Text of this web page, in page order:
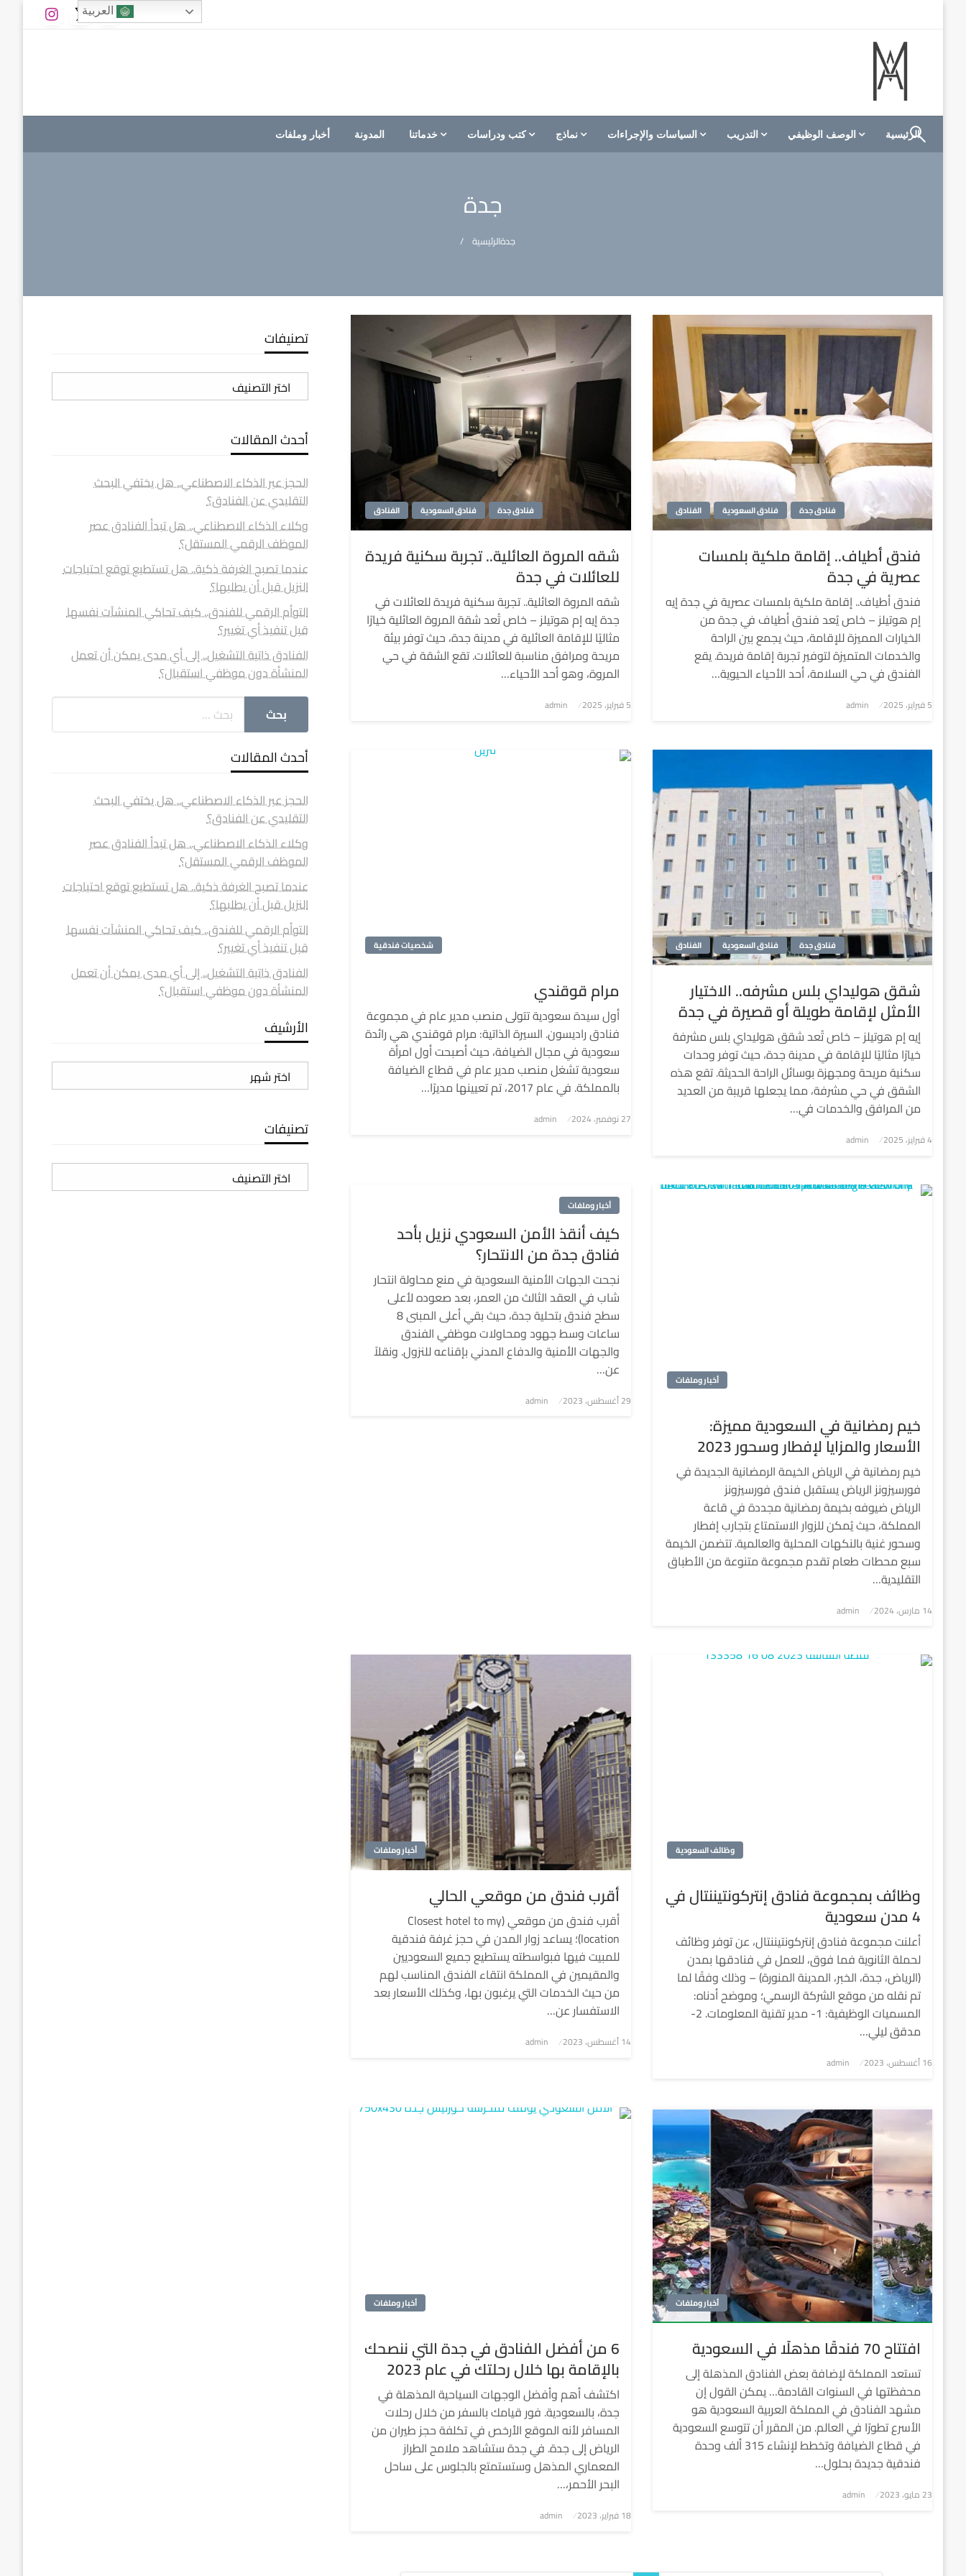
M A hotels | إم ايه هوتيلز
الموقع الأول للعاملين في الفنادق في العالم العربي
الرئيسية الوصف الوظيفي التدريب السياسات والإجراءات نماذج كتب ودراسات خدماتنا المدونة أخبار وملفات
جدة
الرئيسيةجدة
الفنادق فنادق السعودية فنادق جدة
فندق أطياف.. إقامة ملكية بلمسات
عصرية في جدة
فندق أطياف.. إقامة ملكية بلمسات عصرية في جدة إيه
إم هوتيلز – خاص يُعد فندق أطياف في جدة من
الخيارات المميزة للإقامة، حيث يجمع بين الراحة
والخدمات المتميزة لتوفير تجربة إقامة فريدة. يقع
الفندق في حي السلامة، أحد الأحياء الحيوية…
نُشر
5 فبراير، 2025 admin
الفنادق فنادق السعودية فنادق جدة
شقه المروة العائلية.. تجربة سكنية فريدة
للعائلات في جدة
شقه المروة العائلية.. تجربة سكنية فريدة للعائلات في
جدة إيه إم هوتيلز – خاص تُعد شقة المروة العائلية خيارًا
مثاليًا للإقامة العائلية في مدينة جدة، حيث توفر بيئة
مريحة ومرافق مناسبة للعائلات. تقع الشقة في حي
المروة، وهو أحد الأحياء…
نُشر
5 فبراير، 2025 admin
الفنادق فنادق السعودية فنادق جدة
شقق هوليداي بلس مشرفه.. الاختيار
الأمثل لإقامة طويلة أو قصيرة في جدة
إيه إم هوتيلز – خاص تُعد شقق هوليداي بلس مشرفة
خيارًا مثاليًا للإقامة في مدينة جدة، حيث توفر وحدات
سكنية مريحة ومجهزة بوسائل الراحة الحديثة. تقع هذه
الشقق في حي مشرفة، مما يجعلها قريبة من العديد
من المرافق والخدمات في…
نُشر
4 فبراير، 2025 admin
شخصيات فندقية
مرام قوقندي
أول سيدة سعودية تتولى منصب مدير عام في مجموعة
فنادق راديسون. السيرة الذاتية: مرام قوقندي هي رائدة
سعودية في مجال الضيافة، حيث أصبحت أول امرأة
سعودية تشغل منصب مدير عام في قطاع الضيافة
بالمملكة. في عام 2017، تم تعيينها مديرًا…
نُشر
27 نوفمبر، 2024 admin
أخبار وملفات
خيم رمضانية في السعودية مميزة:
الأسعار والمزايا لإفطار وسحور 2023
خيم رمضانية في الرياض الخيمة الرمضانية الجديدة في
فورسيزونز الرياض يستقبل فندق فورسيزونز
الرياض ضيوفه بخيمة رمضانية مجددة في قاعة
المملكة، حيث يُمكن للزوار الاستمتاع بتجارب إفطار
وسحور غنية بالنكهات المحلية والعالمية. تتضمن الخيمة
سبع محطات طعام تقدم مجموعة متنوعة من الأطباق
التقليدية…
نُشر
14 مارس، 2024 admin
أخبار وملفات
كيف أنقذ الأمن السعودي نزيل بأحد
فنادق جدة من الانتحار؟
نجحت الجهات الأمنية السعودية في منع محاولة انتحار
شاب في العقد الثالث من العمر، بعد صعوده لأعلى
سطح فندق بتحلية جدة، حيث بقي أعلى المبنى 8
ساعات وسط جهود ومحاولات موظفي الفندق
والجهات الأمنية والدفاع المدني بإقناعه للنزول. ونقلاً
عن…
نُشر
29 أغسطس، 2023 admin
وظائف السعودية
وظائف بمجموعة فنادق إنتركونتيننتال في
4 مدن سعودية
أعلنت مجموعة فنادق إنتركونتيننتال، عن توفر وظائف
لحملة الثانوية فما فوق، للعمل في فنادقها بمدن
(الرياض، جدة، الخبر، المدينة المنورة) – وذلك وفقًا لما
تم نقله من موقع الشركة الرسمي؛ وموضح أدناه:
المسميات الوظيفية: 1- مدير تقنية المعلومات. 2-
مدقق ليلي…
نُشر
16 أغسطس، 2023 admin
أخبار وملفات
أقرب فندق من موقعي الحالي
أقرب فندق من موقعي (Closest hotel to my
location)؛ يساعد زوار المدن في حجز غرفة فندقية
للمبيت فيها فبواسطته يستطيع جميع السعوديين
والمقيمين في المملكة انتقاء الفندق المناسب لهم
من حيث الخدمات التي يرغبون بها، وكذلك الأسعار بعد
الاستفسار عن…
نُشر
14 أغسطس، 2023 admin
أخبار وملفات
افتتاح 70 فندقًا مذهلًا في السعودية
تستعد المملكة لإضافة بعض الفنادق المذهلة إلى
محفظتها في السنوات القادمة… يمكن القول إن
مشهد الفنادق في المملكة العربية السعودية هو
الأسرع تطورًا في العالم. من المقرر أن تتوسع السعودية
في قطاع الضيافة وتخطط لإنشاء 315 ألف وحدة
فندقية جديدة بحلول…
نُشر
23 مايو، 2023 admin
أخبار وملفات
6 من أفضل الفنادق في جدة التي ننصحك
بالإقامة بها خلال رحلتك في عام 2023
اكتشف أهم وأفضل الوجهات السياحية المذهلة في
جدة، بالسعودية. فور قيامك بالسفر من خلال رحلات
المسافر لأنه الموقع الأرخص في تكلفة حجز طيران من
الرياض إلى جدة. في جدة ستشاهد ملامح الطراز
المعماري المذهل وستستمتع بالجلوس على ساحل
البحر الأحمر،…
نُشر
18 فبراير، 2023 admin
تصنيفات
تصنيفات
أحدث المقالات
الحجز عبر الذكاء الاصطناعي.. هل يختفي البحث
التقليدي عن الفنادق؟
وكلاء الذكاء الاصطناعي.. هل تبدأ الفنادق عصر
الموظف الرقمي المستقل؟
عندما تصبح الغرفة ذكية.. هل تستطيع توقع احتياجات
النزيل قبل أن يطلبها؟
التوأم الرقمي للفندق.. كيف تحاكي المنشآت نفسها
قبل تنفيذ أي تغيير؟
الفنادق ذاتية التشغيل.. إلى أي مدى يمكن أن تعمل
المنشأة دون موظفي استقبال؟
أحدث المقالات
الحجز عبر الذكاء الاصطناعي.. هل يختفي البحث
التقليدي عن الفنادق؟
وكلاء الذكاء الاصطناعي.. هل تبدأ الفنادق عصر
الموظف الرقمي المستقل؟
عندما تصبح الغرفة ذكية.. هل تستطيع توقع احتياجات
النزيل قبل أن يطلبها؟
التوأم الرقمي للفندق.. كيف تحاكي المنشآت نفسها
قبل تنفيذ أي تغيير؟
الفنادق ذاتية التشغيل.. إلى أي مدى يمكن أن تعمل
المنشأة دون موظفي استقبال؟
الأرشيف
الأرشيف
تصنيفات
تصنيفات
العربية